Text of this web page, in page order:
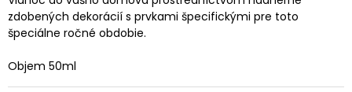
zdobených dekorácií s prvkami špecifickými pre toto
špeciálne ročné obdobie.
Objem 50ml